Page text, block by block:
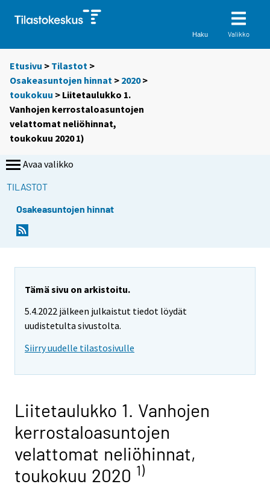
Haku Valikko
Etusivu > Tilastot >
Osakeasuntojen hinnat > 2020>
toukokuu > Liitetaulukko 1.
Vanhojen kerrostaloasuntojen
velattomat neliöhinnat,
toukokuu 2020 1)
Avaa valikko
TILASTOT
Osakeasuntojen hinnat
Tämä sivu on arkistoitu.
5.4.2022 jälkeen julkaistut tiedot löydät
uudistetulta sivustolta.
Siirry uudelle tilastosivulle
Liitetaulukko 1. Vanhojen
kerrostaloasuntojen
velattomat neliöhinnat,
toukokuu 2020 1)